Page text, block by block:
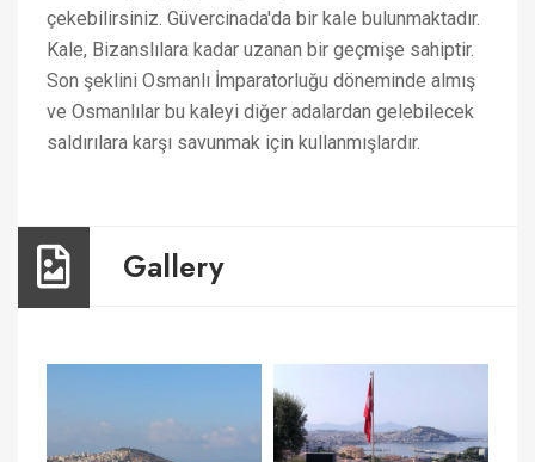
çekebilirsiniz. Güvercinada'da bir kale bulunmaktadır.
Kale, Bizanslılara kadar uzanan bir geçmişe sahiptir.
Son şeklini Osmanlı İmparatorluğu döneminde almış
ve Osmanlılar bu kaleyi diğer adalardan gelebilecek
saldırılara karşı savunmak için kullanmışlardır.
Gallery